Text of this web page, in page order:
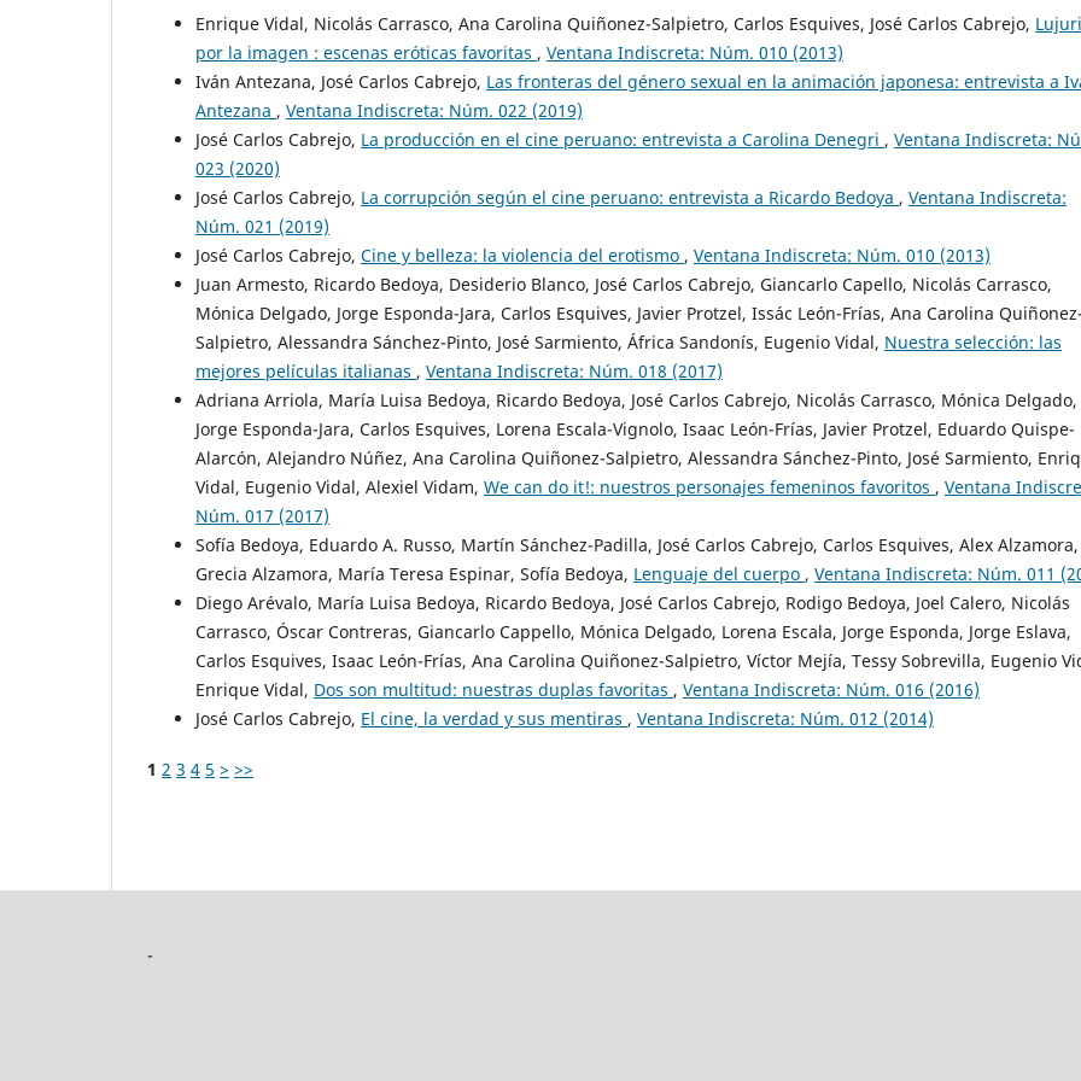
Enrique Vidal, Nicolás Carrasco, Ana Carolina Quiñonez-Salpietro, Carlos Esquives, José Carlos Cabrejo,
por la imagen : escenas eróticas favoritas , Ventana Indiscreta: Núm. 010 (2013)
Iván Antezana, José Carlos Cabrejo, Las fronteras del género sexual en la animación japonesa: entrevista a
Antezana , Ventana Indiscreta: Núm. 022 (2019)
José Carlos Cabrejo, La producción en el cine peruano: entrevista a Carolina Denegri , Ventana Indiscreta:
023 (2020)
José Carlos Cabrejo, La corrupción según el cine peruano: entrevista a Ricardo Bedoya , Ventana Indiscreta:
Núm. 021 (2019)
José Carlos Cabrejo, Cine y belleza: la violencia del erotismo , Ventana Indiscreta: Núm. 010 (2013)
Juan Armesto, Ricardo Bedoya, Desiderio Blanco, José Carlos Cabrejo, Giancarlo Capello, Nicolás Carrasco,
Mónica Delgado, Jorge Esponda-Jara, Carlos Esquives, Javier Protzel, Issác León-Frías, Ana Carolina Quiñonez-
Salpietro, Alessandra Sánchez-Pinto, José Sarmiento, África Sandonís, Eugenio Vidal, Nuestra selección: las
mejores películas italianas , Ventana Indiscreta: Núm. 018 (2017)
Adriana Arriola, María Luisa Bedoya, Ricardo Bedoya, José Carlos Cabrejo, Nicolás Carrasco, Mónica Delgado,
Jorge Esponda-Jara, Carlos Esquives, Lorena Escala-Vignolo, Isaac León-Frías, Javier Protzel, Eduardo Quispe-
Alarcón, Alejandro Núñez, Ana Carolina Quiñonez-Salpietro, Alessandra Sánchez-Pinto, José Sarmiento,
Vidal, Eugenio Vidal, Alexiel Vidam, We can do it!: nuestros personajes femeninos favoritos , Ventana
Núm. 017 (2017)
Sofía Bedoya, Eduardo A. Russo, Martín Sánchez-Padilla, José Carlos Cabrejo, Carlos Esquives, Alex Alzamora,
Grecia Alzamora, María Teresa Espinar, Sofía Bedoya, Lenguaje del cuerpo , Ventana Indiscreta: Núm. 011
Diego Arévalo, María Luisa Bedoya, Ricardo Bedoya, José Carlos Cabrejo, Rodigo Bedoya, Joel Calero, Nicolás
Carrasco, Óscar Contreras, Giancarlo Cappello, Mónica Delgado, Lorena Escala, Jorge Esponda, Jorge Eslava,
Carlos Esquives, Isaac León-Frías, Ana Carolina Quiñonez-Salpietro, Víctor Mejía, Tessy Sobrevilla, Eugenio
Enrique Vidal, Dos son multitud: nuestras duplas favoritas , Ventana Indiscreta: Núm. 016 (2016)
José Carlos Cabrejo, El cine, la verdad y sus mentiras , Ventana Indiscreta: Núm. 012 (2014)
1 2 3 4 5 > >>
-